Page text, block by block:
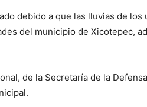
debido a que las lluvias de los
del municipio de Xicotepec,
de la Secretaría de la